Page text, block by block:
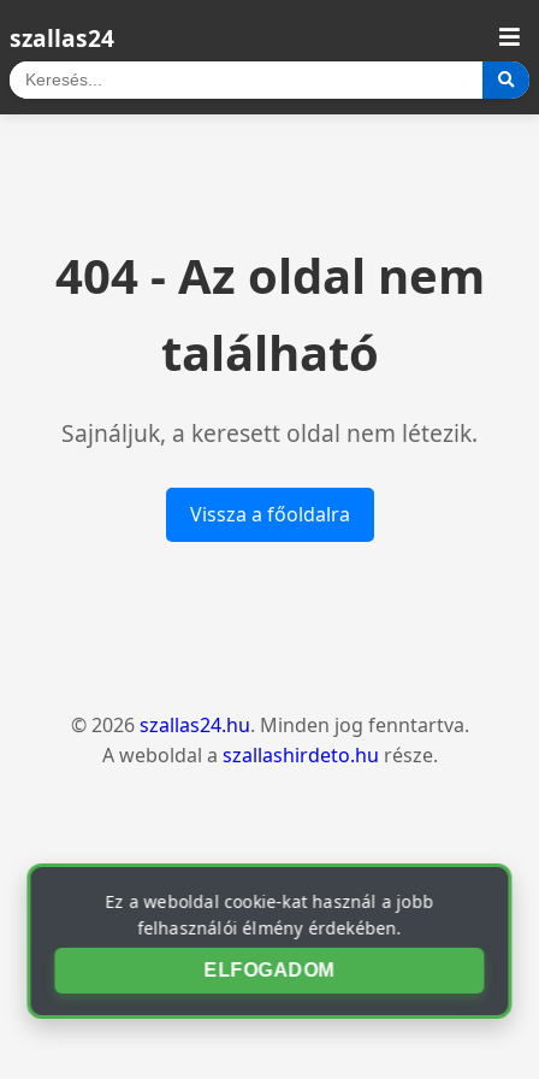
szallas24
404 - Az oldal nem
található
Sajnáljuk, a keresett oldal nem létezik.
Vissza a főoldalra
© 2026szallas24.hu. Minden jog fenntartva.
A weboldal a szallashirdeto.hu része.
Ez a weboldal cookie-kat használ a jobb
felhasználói élmény érdekében.
ELFOGADOM